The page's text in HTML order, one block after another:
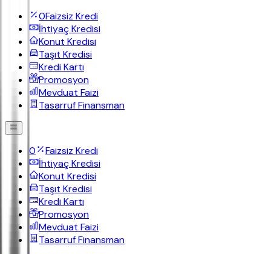
0Faizsiz Kredi
İhtiyaç Kredisi
Konut Kredisi
Taşıt Kredisi
Kredi Kartı
Promosyon
Mevduat Faizi
Tasarruf Finansman
0
Faizsiz Kredi
İhtiyaç Kredisi
Konut Kredisi
Taşıt Kredisi
Kredi Kartı
Promosyon
Mevduat Faizi
Tasarruf Finansman